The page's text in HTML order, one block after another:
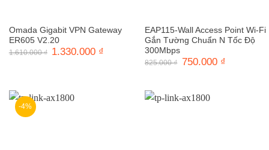
Omada Gigabit VPN Gateway
ER605 V2.20
1.610.000₫ Giá
1.330.000 ₫
EAP115-Wall Access Point Wi-Fi
Gắn Tường Chuẩn N Tốc Độ
300Mbps
825.000₫ Giá
750.000 ₫
-4%